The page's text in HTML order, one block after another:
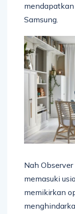
Samsung.
Nah
memasuki
memikirkan